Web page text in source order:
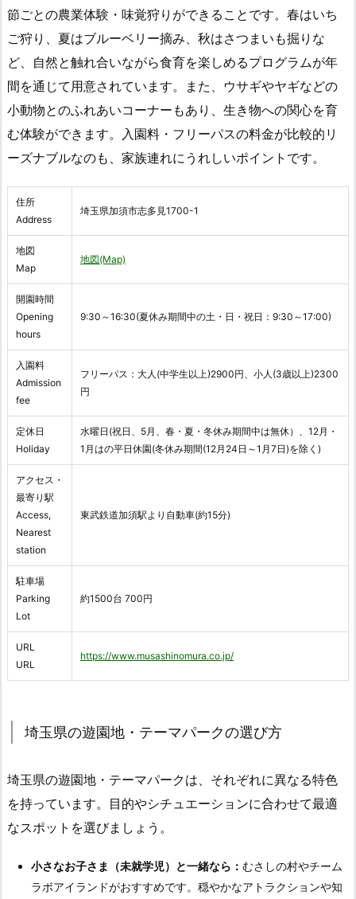
節ごとの農業体験・味覚狩りができることです。春はいち
ご狩り、夏はブルーベリー摘み、秋はさつまいも掘りな
ど、自然と触れ合いながら食育を楽しめるプログラムが年
間を通じて用意されています。また、ウサギやヤギなどの
小動物とのふれあいコーナーもあり、生き物への関心を育
む体験ができます。入園料・フリーパスの料金が比較的リ
ーズナブルなのも、家族連れにうれしいポイントです。
住所
Address
埼玉県加須市志多見1700-1
地図
Map
地図(Map)
開園時間
Opening
hours
9:30～16:30(夏休み期間中の土・日・祝日：9:30～17:00)
入園料
Admission
fee
フリーパス：大人(中学生以上)2900円、小人(3歳以上)2300
円
定休日
Holiday
水曜日(祝日、5月、春・夏・冬休み期間中は無休）、12月・
1月はの平日休園(冬休み期間(12月24日～1月7日)を除く)
アクセス・
最寄り駅
Access,
Nearest
station
東武鉄道加須駅より自動車(約15分)
駐車場
Parking
Lot
約1500台 700円
URL
URL
https://www.musashinomura.co.jp/
埼玉県の遊園地・テーマパークの選び方
埼玉県の遊園地・テーマパークは、それぞれに異なる特色
を持っています。目的やシチュエーションに合わせて最適
なスポットを選びましょう。
小さなお子さま（未就学児）と一緒なら： むさしの村やチーム
ラボアイランドがおすすめです。穏やかなアトラクションや知